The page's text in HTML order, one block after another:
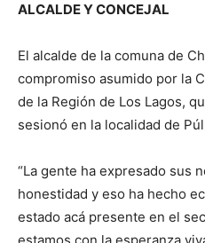
ALCALDE Y CONCEJAL
El alcalde de la comuna de
compromiso asumido por la
de la Región de Los Lagos,
sesionó en la localidad de
“La gente ha expresado sus
honestidad y eso ha hecho
estado acá presente en el